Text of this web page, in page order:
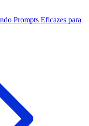
Prompts Eficazes para